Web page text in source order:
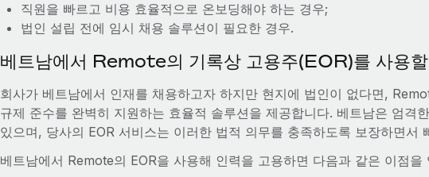
직원을 빠르고 비용 효율적으로 온보딩해야 하는 경우;
법인 설립 전에 임시 채용 솔루션이 필요한 경우.
베트남에서 Remote의 기록상 고용주(EOR)를 사용
회사가 베트남에서 인재를 채용하고자 하지만 현지에 법인이 없다면,
규제 준수를 완벽히 지원하는 효율적 솔루션을 제공합니다. 베트남은 엄격
있으며, 당사의 EOR 서비스는 이러한 법적 의무를 충족하도록 보장하면서
베트남에서 Remote의 EOR을 사용해 인력을 고용하면 다음과 같은 이점을